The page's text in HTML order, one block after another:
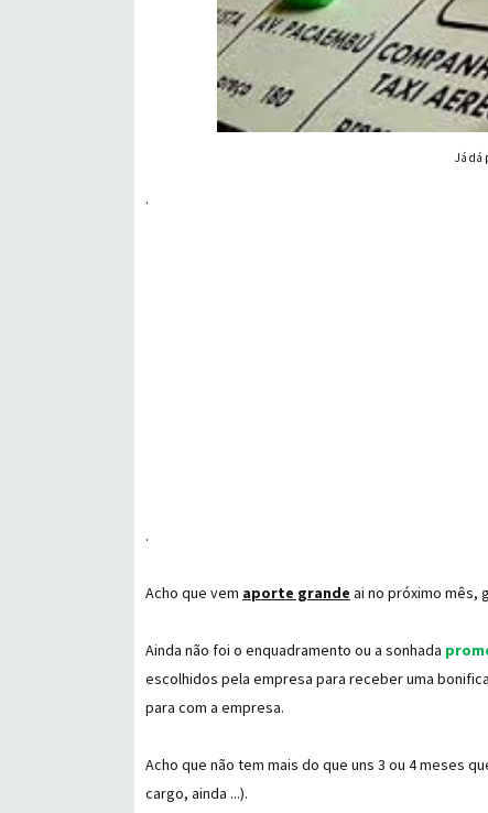
Já dá
.
.
Acho que vem aporte grande ai no próximo mês,
Ainda não foi o enquadramento ou a sonhada
escolhidos pela empresa para receber uma
para com a empresa.
Acho que não tem mais do que uns 3 ou 4 meses
cargo, ainda ...).